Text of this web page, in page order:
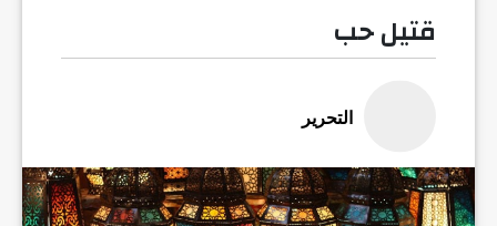
قتيل حب
التحرير